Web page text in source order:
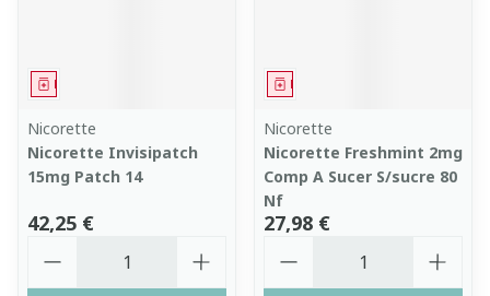
Médicament
Nicorette
Nicorette Invisipatch
15mg Patch 14
42,25 €
Médicament
Nicorette
Nicorette Freshmint 2mg
Comp A Sucer S/sucre 80
Nf
27,98 €